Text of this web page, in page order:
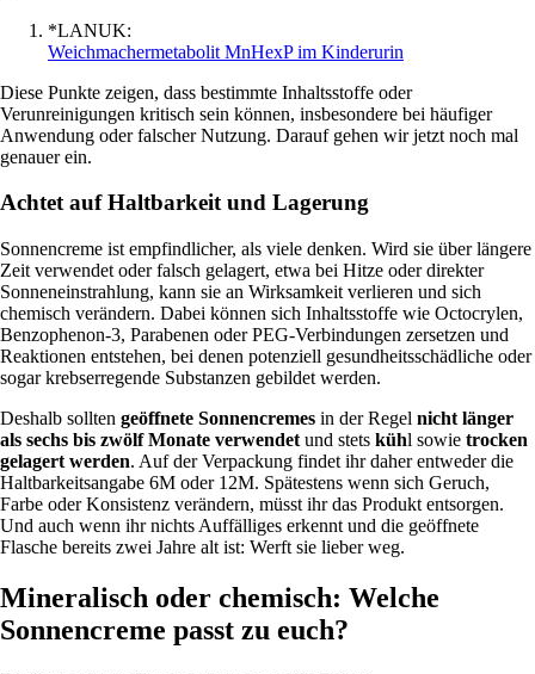
*LANUK:
Weichmachermetabolit MnHexP im Kinderurin
Diese Punkte zeigen, dass bestimmte Inhaltsstoffe oder
Verunreinigungen kritisch sein können, insbesondere bei häufiger
Anwendung oder falscher Nutzung. Darauf gehen wir jetzt noch mal
genauer ein.
Achtet auf Haltbarkeit und Lagerung
Sonnencreme ist empfindlicher, als viele denken. Wird sie über längere
Zeit verwendet oder falsch gelagert, etwa bei Hitze oder direkter
Sonneneinstrahlung, kann sie an Wirksamkeit verlieren und sich
chemisch verändern. Dabei können sich Inhaltsstoffe wie Octocrylen,
Benzophenon-3, Parabenen oder PEG-Verbindungen zersetzen und
Reaktionen entstehen, bei denen potenziell gesundheitsschädliche oder
sogar krebserregende Substanzen gebildet werden.
Deshalb sollten geöffnete Sonnencremes in der Regel nicht länger
als sechs bis zwölf Monate verwendet und stets kühl sowie trocken
gelagert werden. Auf der Verpackung findet ihr daher entweder die
Haltbarkeitsangabe 6M oder 12M. Spätestens wenn sich Geruch,
Farbe oder Konsistenz verändern, müsst ihr das Produkt entsorgen.
Und auch wenn ihr nichts Auffälliges erkennt und die geöffnete
Flasche bereits zwei Jahre alt ist: Werft sie lieber weg.
Mineralisch oder chemisch: Welche
Sonnencreme passt zu euch?